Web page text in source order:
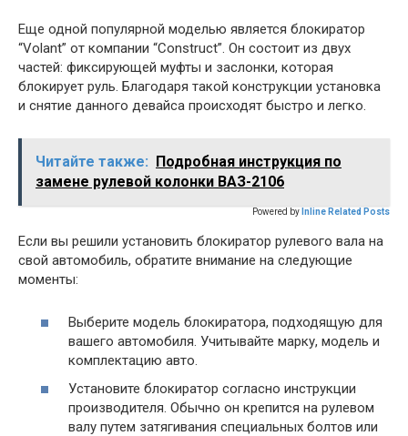
Еще одной популярной моделью является блокиратор
“Volant” от компании “Construct”. Он состоит из двух
частей: фиксирующей муфты и заслонки, которая
блокирует руль. Благодаря такой конструкции установка
и снятие данного девайса происходят быстро и легко.
Читайте также: Подробная инструкция по
замене рулевой колонки ВАЗ-2106
Powered by Inline Related Posts
Если вы решили установить блокиратор рулевого вала на
свой автомобиль, обратите внимание на следующие
моменты:
Выберите модель блокиратора, подходящую для
вашего автомобиля. Учитывайте марку, модель и
комплектацию авто.
Установите блокиратор согласно инструкции
производителя. Обычно он крепится на рулевом
валу путем затягивания специальных болтов или